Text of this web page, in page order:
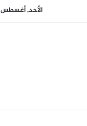
الأحد, أغسطس 9 2026